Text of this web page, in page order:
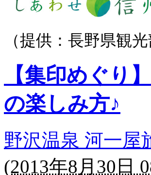
（提供：長野県観
【集印めぐり
の楽しみ方♪
野沢温泉 河一屋
(2013年8月30日